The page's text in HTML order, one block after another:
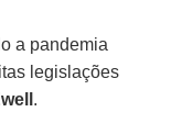
a pandemia
legislações
.